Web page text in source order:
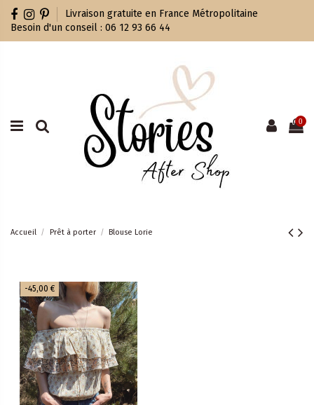
Livraison gratuite en France Métropolitaine
Besoin d'un conseil : 06 12 93 66 44
0
Accueil Prêt à porter Blouse Lorie
-45,00 €